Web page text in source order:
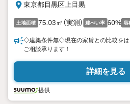
東京都目黒区上目黒
土地面積 75.03㎡（実測） 建ぺい率 60% 容
◇建築条件無◇現在の家賃との比較を
ご相談承ります！
詳細を見る
提供